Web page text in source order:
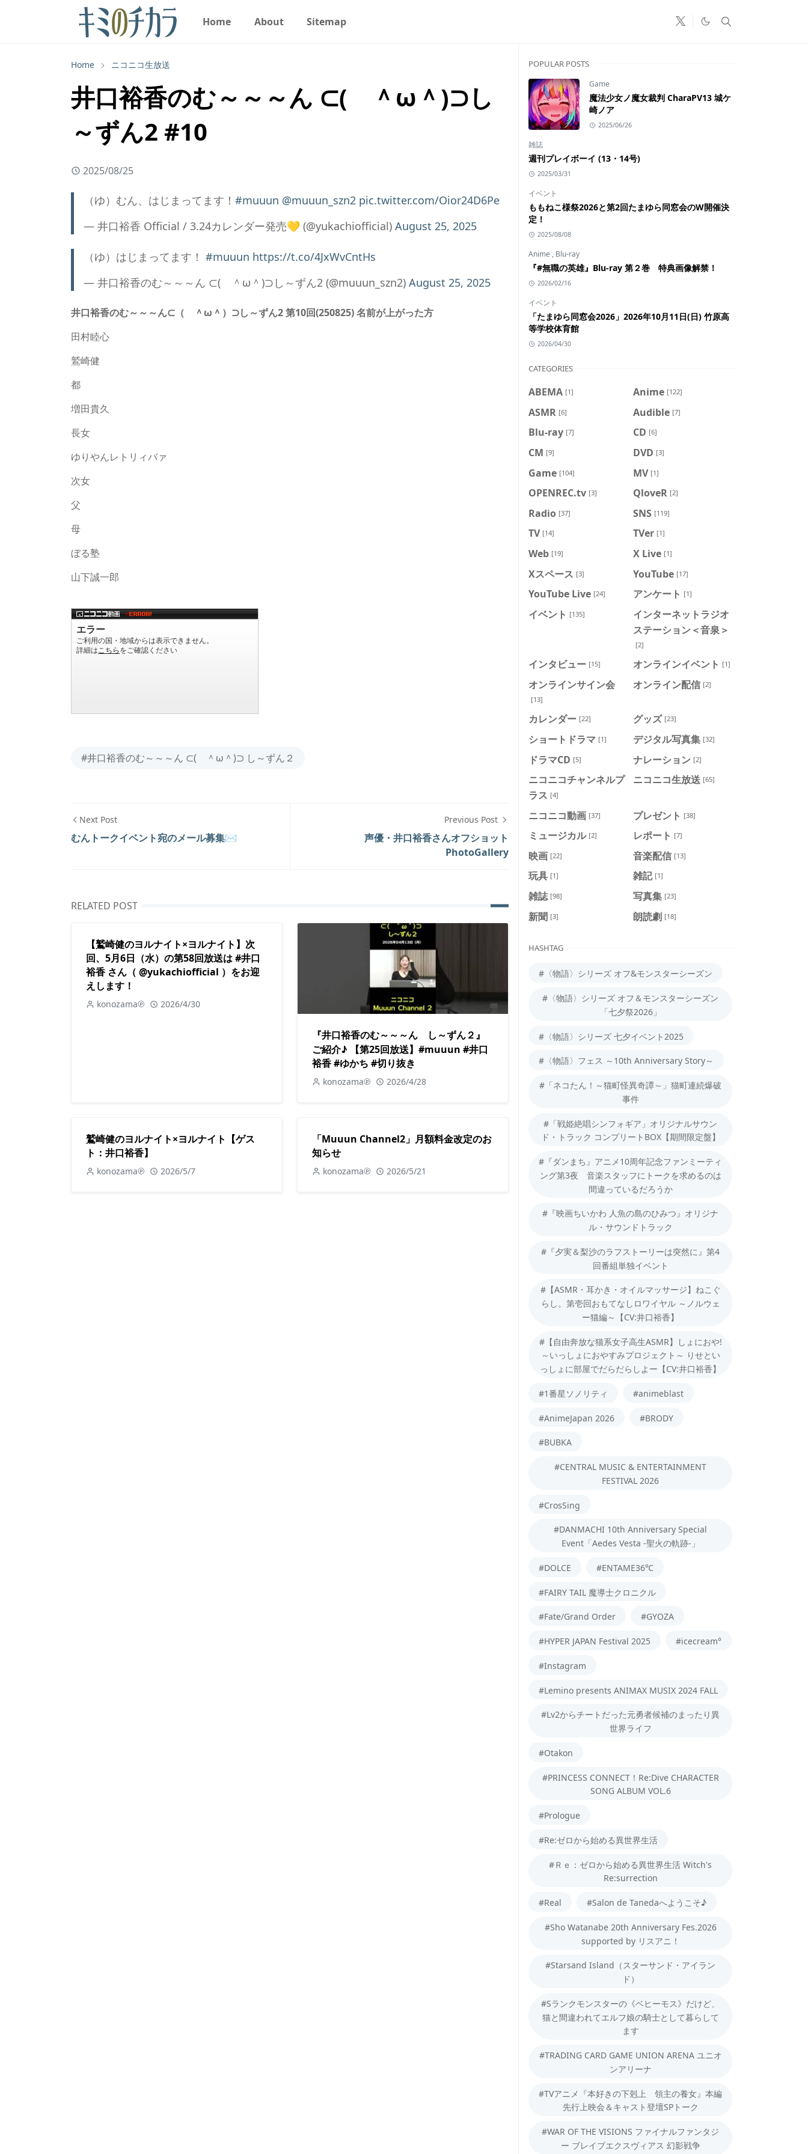
Home About Sitemap
Home ニコニコ生放送
井口裕香のむ～～～ん ⊂( ＾ω＾)⊃し
～ずん2 #10
2025/08/25
（ゆ）むん、はじまってます！ #muuun @muuun_szn2 pic.twitter.com/Oior24D6Pe
— 井口裕香 Official / 3.24カレンダー発売💛 (@yukachiofficial) August 25, 2025
（ゆ）はじまってます！ #muuun https://t.co/4JxWvCntHs
— 井口裕香のむ～～～ん ⊂( ＾ω＾)⊃し～ずん2 (@muuun_szn2) August 25, 2025
井口裕香のむ～～～ん⊂（ ＾ω＾）⊃し～ずん2 第10回(250825) 名前が上がった方
田村睦心
鷲崎健
都
増田貴久
長女
ゆりやんレトリィバァ
次女
父
母
ぼる塾
山下誠一郎
#井口裕香のむ～～～ん ⊂( ＾ω＾)⊃ し～ずん２
Next Post
むんトークイベント宛のメール募集✉
Previous Post
声優・井口裕香さんオフショット
PhotoGallery
RELATED POST
【鷲崎健のヨルナイト×ヨルナイト】次
回、5月6日（水）の第58回放送は #井口
裕香 さん（ @yukachiofficial ）をお迎
えします！
konozama℗ 2026/4/30
『井口裕香のむ～～～ん し～ずん２』
ご紹介♪ 【第25回放送】#muuun #井口
裕香 #ゆかち #切り抜き
konozama℗ 2026/4/28
鷲崎健のヨルナイト×ヨルナイト【ゲス
ト：井口裕香】
konozama℗ 2026/5/7
「Muuun Channel2」月額料金改定のお
知らせ
konozama℗ 2026/5/21
POPULAR POSTS
Game
魔法少女ノ魔女裁判 CharaPV13 城ケ
崎ノア
2025/06/26
雑誌
週刊プレイボーイ (13・14号)
2025/03/31
イベント
ももねこ様祭2026と第2回たまゆら同窓会のW開催決
定！
2025/08/08
Anime , Blu-ray
『#無職の英雄』Blu-ray 第２巻 特典画像解禁！
2026/02/16
イベント
「たまゆら同窓会2026」2026年10月11日(日) 竹原高
等学校体育館
2026/04/30
CATEGORIES
ABEMA [1] Anime [122]
ASMR [6] Audible [7]
Blu-ray [7] CD [6]
CM [9] DVD [3]
Game [104] MV [1]
OPENREC.tv [3] QloveR [2]
Radio [37] SNS [119]
TV [14] TVer [1]
Web [19] X Live [1]
Xスペース [3] YouTube [17]
YouTube Live [24] アンケート [1]
イベント [135]
インターネットラジオ
ステーション＜音泉＞
[2]
インタビュー [15] オンラインイベント [1]
オンラインサイン会
[13]
オンライン配信 [2]
カレンダー [22] グッズ [23]
ショートドラマ [1] デジタル写真集 [32]
ドラマCD [5] ナレーション [2]
ニコニコチャンネルプ
ラス [4]
ニコニコ生放送 [65]
ニコニコ動画 [37] プレゼント [38]
ミュージカル [2] レポート [7]
映画 [22] 音楽配信 [13]
玩具 [1] 雑記 [1]
雑誌 [98] 写真集 [23]
新聞 [3] 朗読劇 [18]
HASHTAG
#〈物語〉シリーズ オフ&モンスターシーズン
#〈物語〉シリーズ オフ＆モンスターシーズン
「七夕祭2026」
#〈物語〉シリーズ 七夕イベント2025
#〈物語〉フェス ～10th Anniversary Story～
#「ネコたん！～猫町怪異奇譚～」猫町連続爆破
事件
#「戦姫絶唱シンフォギア」オリジナルサウン
ド・トラック コンプリートBOX【期間限定盤】
#『ダンまち』アニメ10周年記念ファンミーティ
ング第3夜 音楽スタッフにトークを求めるのは
間違っているだろうか
#『映画ちいかわ 人魚の島のひみつ』オリジナ
ル・サウンドトラック
#『夕実＆梨沙のラフストーリーは突然に』第4
回番組単独イベント
#【ASMR・耳かき・オイルマッサージ】ねこぐ
らし。第壱回おもてなしロワイヤル ～ノルウェ
ー猫編～【CV:井口裕香】
#【自由奔放な猫系女子高生ASMR】しょにおや!
～いっしょにおやすみプロジェクト～ りせとい
っしょに部屋でだらだらしよー【CV:井口裕香】
#1番星ソノリティ #animeblast
#AnimeJapan 2026 #BRODY
#BUBKA
#CENTRAL MUSIC & ENTERTAINMENT
FESTIVAL 2026
#CrosSing
#DANMACHI 10th Anniversary Special
Event「Aedes Vesta -聖火の軌跡-」
#DOLCE #ENTAME36℃
#FAIRY TAIL 魔導士クロニクル
#Fate/Grand Order #GYOZA
#HYPER JAPAN Festival 2025 #icecream°
#Instagram
#Lemino presents ANIMAX MUSIX 2024 FALL
#Lv2からチートだった元勇者候補のまったり異
世界ライフ
#Otakon
#PRINCESS CONNECT！Re:Dive CHARACTER
SONG ALBUM VOL.6
#Prologue
#Re:ゼロから始める異世界生活
#Ｒｅ：ゼロから始める異世界生活 Witch's
Re:surrection
#Real #Salon de Tanedaへようこそ♪
#Sho Watanabe 20th Anniversary Fes.2026
supported by リスアニ！
#Starsand Island（スターサンド・アイラン
ド）
#Sランクモンスターの《ベヒーモス》だけど、
猫と間違われてエルフ娘の騎士として暮らして
ます
#TRADING CARD GAME UNION ARENA ユニオ
ンアリーナ
#TVアニメ『本好きの下剋上 領主の養女』本編
先行上映会＆キャスト登壇SPトーク
#WAR OF THE VISIONS ファイナルファンタジ
ー ブレイブエクスヴィアス 幻影戦争